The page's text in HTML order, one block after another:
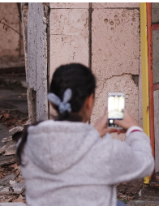
— Протяженность
примерно 30
районов Гомельской
территория под
пропускной режим и
— отметил Бабич.
БЕЛАРУСЬ
они не имели.